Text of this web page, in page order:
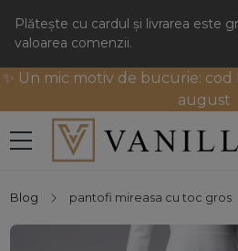
Plătește cu cardul și livrarea este
valoarea comenzii.
✨ Un mic motiv de bucurie: cod
august
Blog pantofi mireasa cu toc gros